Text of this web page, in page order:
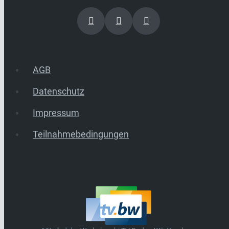
AGB
Datenschutz
Impressum
Teilnahmebedingungen